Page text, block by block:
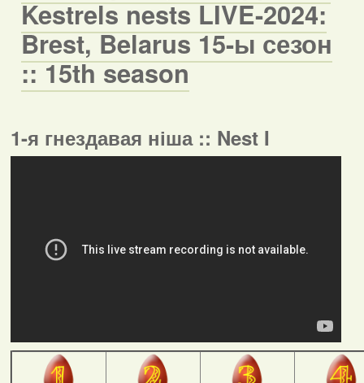
Kestrels nests LIVE-2024:
Brest, Belarus 15-ы сезон
:: 15th season
1-я гнездавая ніша :: Nest I